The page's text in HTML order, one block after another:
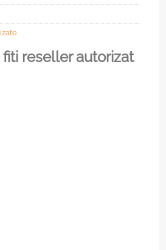
reseller autorizat